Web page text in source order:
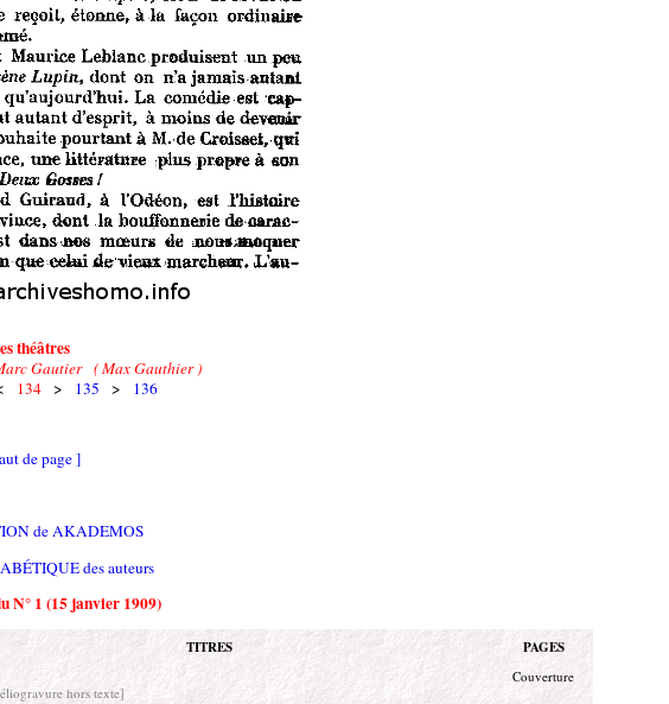
théâtres
Gautier ( Max Gauthier )
134> 135 > 136
de page ]
de AKADEMOS
des auteurs
N° 1 (15 janvier 1909)
TITRES PAGES
hors texte]
Couverture